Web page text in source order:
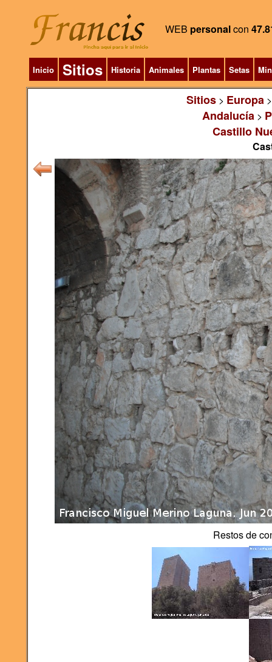
WEB personalcon
Inicio Sitios Historia Animales Plantas Setas
Sitios> Europa
Andalucía >
Castillo
Restos de